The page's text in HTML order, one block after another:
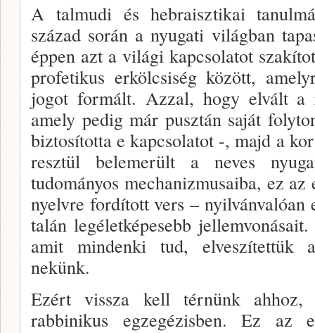
A talmudi és hebraisztikai
század so­rán a nyugati világban
éppen azt a világi kapcsolatot
profetikus erkölcsiség között,
jogot formált. Azzal, hogy elvált a
amely pedig már pusz­tán saját
biztosította e kapcsolatot -, majd a
resztül belemerült a neves
tudományos mechanizmusaiba, ez
nyelvre fordított vers – nyilvánvalóan
talán legéletképesebb
amit mindenki tud, elveszítettük
nekünk.
Ezért vissza kell térnünk
rabbinikus egzegézisben. Ez az